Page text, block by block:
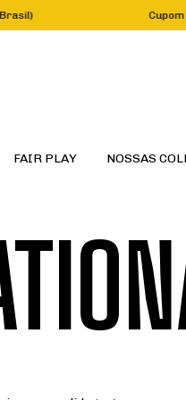
Brasil) Cupom
FAIR PLAY NOSSAS